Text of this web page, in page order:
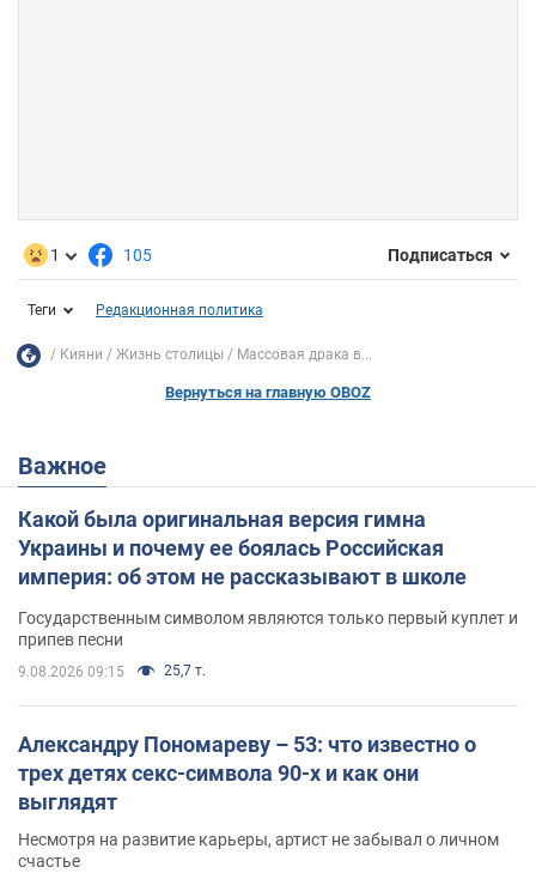
1 105 Подписаться
Теги Редакционная политика
Кияни Жизнь столицы Массовая драка в...
Вернуться на главную OBOZ
Важное
Какой была оригинальная версия гимна
Украины и почему ее боялась Российская
империя: об этом не рассказывают в школе
Государственным символом являются только первый куплет и
припев песни
9.08.2026 09:15 25,7 т.
Александру Пономареву – 53: что известно о
трех детях секс-символа 90-х и как они
выглядят
Несмотря на развитие карьеры, артист не забывал о личном
счастье